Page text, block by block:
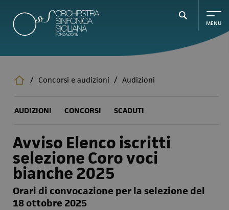
contenuto
principale
/ Concorsi e audizioni / Audizioni
AUDIZIONI CONCORSI SCADUTI
Avviso Elenco iscritti
selezione Coro voci
bianche 2025
Orari di convocazione per la selezione del
18 ottobre 2025